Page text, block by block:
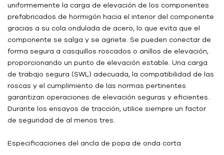
uniformemente la carga de elevación de los componentes
prefabricados de hormigón hacia el interior del componente
gracias a su cola ondulada de acero, lo que evita que el
componente se salga y se agriete. Se pueden conectar de
forma segura a casquillos roscados o anillos de elevación,
proporcionando un punto de elevación estable. Una carga
de trabajo segura (SWL) adecuada, la compatibilidad de las
roscas y el cumplimiento de las normas pertinentes
garantizan operaciones de elevación seguras y eficientes.
Durante los ensayos de tracción, utilice siempre un factor
de seguridad de al menos tres.
Especificaciones del ancla de popa de onda corta